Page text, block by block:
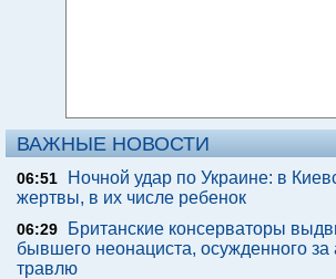
ВАЖНЫЕ НОВОСТИ
06:51
Ночной удар по Украине: в
жертвы, в их числе ребенок
06:29
Британские консерваторы
бывшего неонациста, осужденного за
травлю